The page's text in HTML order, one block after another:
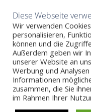
Aktuelles
SKIP
TO
CONTENT
Wissen>>Augmented
Augmented Reality
Diese Webseite
Wir verwenden
personalisieren,
können und die
Außerdem geben wir
unserer Website an
Werbung und
Informationen
zusammen, die Sie
im Rahmen Ihrer